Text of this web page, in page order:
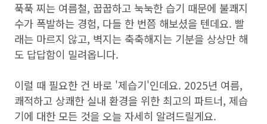
푹푹 찌는 여름철, 꿉꿉하고 눅눅한 습기 때문에 불쾌지
수가 폭발하는 경험, 다들 한 번쯤 해보셨을 텐데요. 빨
래는 마르지 않고, 벽지는 축축해지는 기분을 상상만 해
도 답답함이 밀려옵니다.
이럴 때 필요한 건 바로 '제습기'인데요. 2025년 여름,
쾌적하고 상쾌한 실내 환경을 위한 최고의 파트너, 제습
기에 대한 모든 것을 오늘 자세히 알려드릴게요.